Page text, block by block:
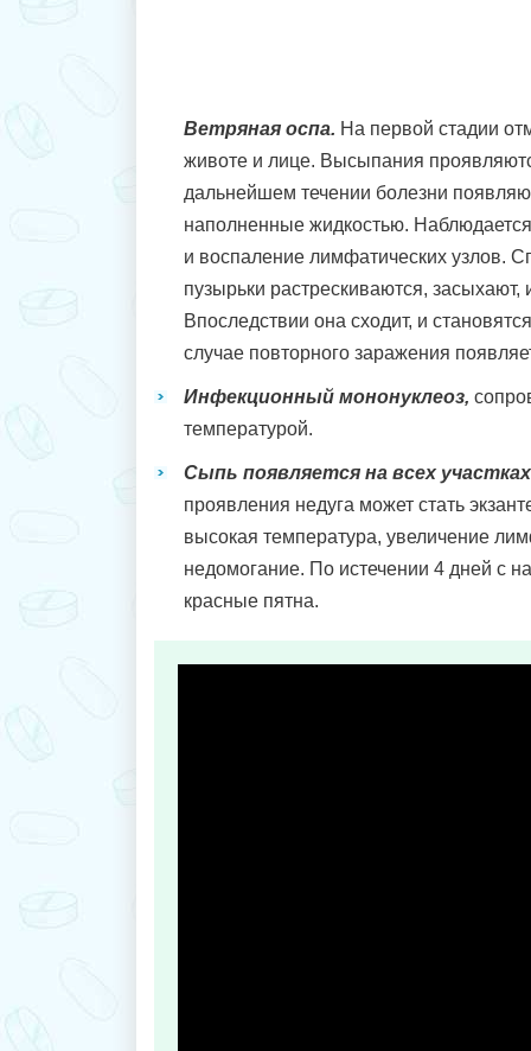
Ветряная оспа. На первой стадии
животе и лице. Высыпания
дальнейшем течении болезни
наполненные жидкостью.
и воспаление лимфатических узлов.
пузырьки растрескиваются, засыхают,
Впоследствии она сходит, и
случае повторного заражения
Инфекционный мононуклеоз,
температурой.
Сыпь появляется на всех
проявления недуга может стать
высокая температура, увеличение
недомогание. По истечении 4 дней с
красные пятна.